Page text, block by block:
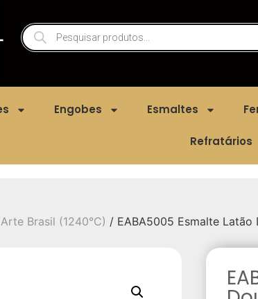
Engobes Esmaltes
Refratários
Brasil (1240°C) / EABA5005 Esmalte Latão